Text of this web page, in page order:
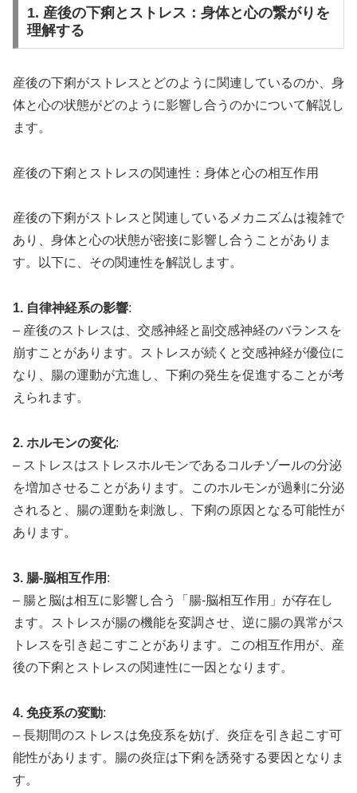
1. 産後の下痢とストレス：身体と心の繋がりを
理解する
産後の下痢がストレスとどのように関連しているのか、身
体と心の状態がどのように影響し合うのかについて解説し
ます。
産後の下痢とストレスの関連性：身体と心の相互作用
産後の下痢がストレスと関連しているメカニズムは複雑で
あり、身体と心の状態が密接に影響し合うことがありま
す。以下に、その関連性を解説します。
1. 自律神経系の影響:
– 産後のストレスは、交感神経と副交感神経のバランスを
崩すことがあります。ストレスが続くと交感神経が優位に
なり、腸の運動が亢進し、下痢の発生を促進することが考
えられます。
2. ホルモンの変化:
– ストレスはストレスホルモンであるコルチゾールの分泌
を増加させることがあります。このホルモンが過剰に分泌
されると、腸の運動を刺激し、下痢の原因となる可能性が
あります。
3. 腸-脳相互作用 :
– 腸と脳は相互に影響し合う「腸-脳相互作用」が存在し
ます。ストレスが腸の機能を変調させ、逆に腸の異常がス
トレスを引き起こすことがあります。この相互作用が、産
後の下痢とストレスの関連性に一因となります。
4. 免疫系の変動:
– 長期間のストレスは免疫系を妨げ、炎症を引き起こす可
能性があります。腸の炎症は下痢を誘発する要因となりま
す。